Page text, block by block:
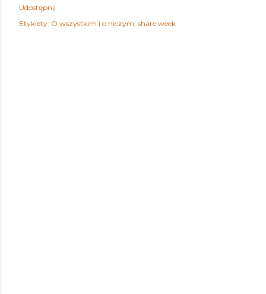
Udostępnij
Etykiety: O wszystkim i o niczym share week